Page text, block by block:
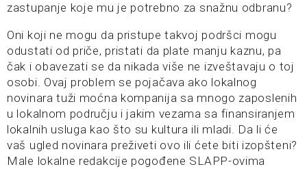
zastupanje koje mu je potrebno za snažnu odbranu?
Oni koji ne mogu da pristupe takvoj podršci mogu
odustati od priče, pristati da plate manju kaznu, pa
čak i obavezati se da nikada više ne izveštavaju o toj
osobi. Ovaj problem se pojačava ako lokalnog
novinara tuži moćna kompanija sa mnogo zaposlenih
u lokalnom području i jakim vezama sa finansiranjem
lokalnih usluga kao što su kultura ili mladi. Da li će
vaš ugled novinara preživeti ovo ili ćete biti izopšteni?
Male lokalne redakcije pogođene SLAPP-ovima